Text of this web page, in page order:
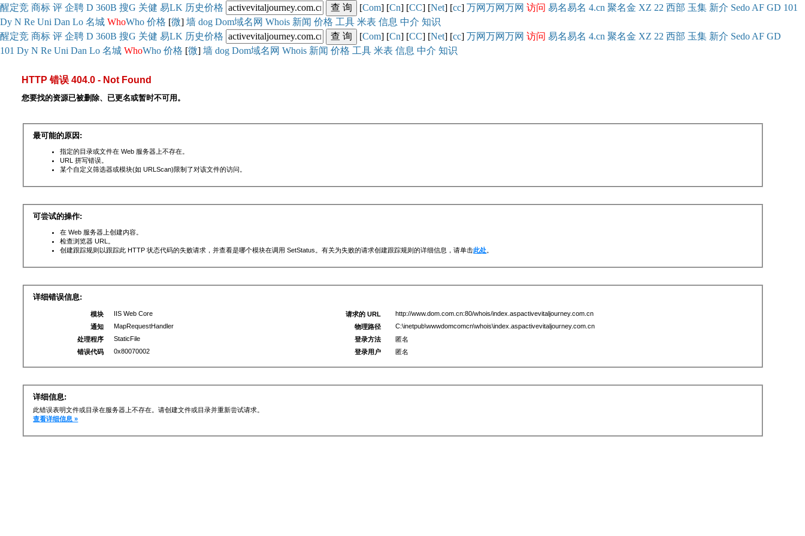
醒定竞 商标 评 企聘 D 360B 搜G 关健 易LK 历史价格 [Com] [Cn] [CC] [Net] [cc] 万网万网万网 访问 易名易名 4.cn 聚名金 XZ 22 西部 玉集 新介 Sedo AF GD 101
Dy N Re Uni Dan Lo 名城 WhoWho 价格 [微] 墙 dog Dom域名网 Whois 新闻 价格 工具 米表 信息 中介 知识